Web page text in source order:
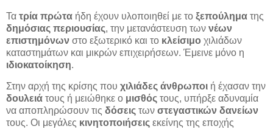
Τα τρία πρώτα ήδη έχουν υλοποιηθεί με το ξεπούλημα της
δημόσιας περιουσίας, την μετανάστευση των νέων
επιστημόνων στο εξωτερικό και το κλείσιμο χιλιάδων
καταστημάτων και μικρών επιχειρήσεων. Έμεινε μόνο η
ιδιοκατοίκηση.
Στην αρχή της κρίσης που χιλιάδες άνθρωποι ή έχασαν την
δουλειά τους ή μειώθηκε ο μισθός τους, υπήρξε αδυναμία
να αποπληρώσουν τις δόσεις των στεγαστικών δανείων
τους. Οι μεγάλες κινητοποιήσεις εκείνης της εποχής